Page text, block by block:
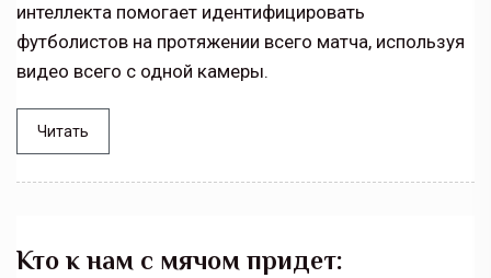
интеллекта помогает идентифицировать
футболистов на протяжении всего матча, используя
видео всего с одной камеры.
Читать
Кто к нам с мячом придет: